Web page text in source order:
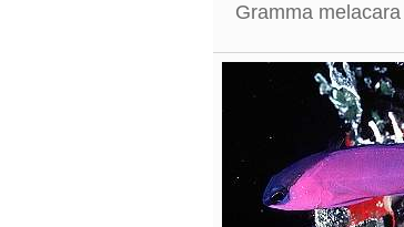
Gramma melacara